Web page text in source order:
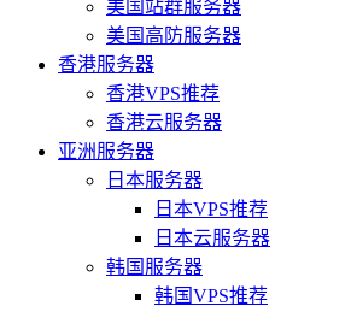
美国站群服务器
美国高防服务器
香港服务器
香港VPS推荐
香港云服务器
亚洲服务器
日本服务器
日本VPS推荐
日本云服务器
韩国服务器
韩国VPS推荐